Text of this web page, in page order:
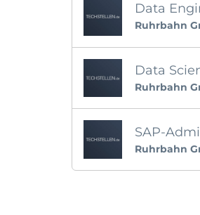
Data
Ruhrbahn
Data
Ruhrbahn
SAP-
Ruhrbahn